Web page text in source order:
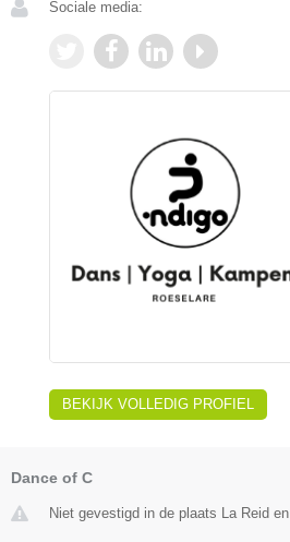
Sociale media:
BEKIJK VOLLEDIG PROFIEL
Dance of C
Niet gevestigd in de plaats La Reid